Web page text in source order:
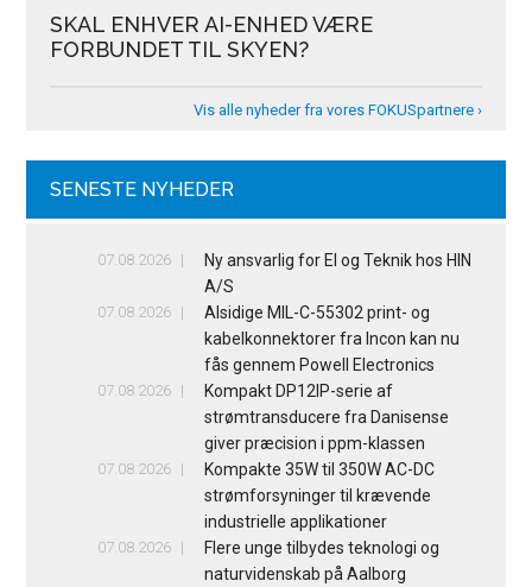
SKAL ENHVER AI-ENHED VÆRE
FORBUNDET TIL SKYEN?
Vis alle nyheder fra vores FOKUSpartnere ›
SENESTE NYHEDER
07.08.2026
Ny ansvarlig for El og Teknik hos HIN
A/S
07.08.2026
Alsidige MIL-C-55302 print- og
kabelkonnektorer fra Incon kan nu
fås gennem Powell Electronics
07.08.2026
Kompakt DP12IP-serie af
strømtransducere fra Danisense
giver præcision i ppm-klassen
07.08.2026
Kompakte 35W til 350W AC-DC
strømforsyninger til krævende
industrielle applikationer
07.08.2026
Flere unge tilbydes teknologi og
naturvidenskab på Aalborg